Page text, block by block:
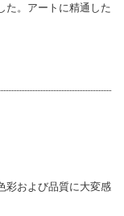
た。アートに精通した
彩および品質に大変感